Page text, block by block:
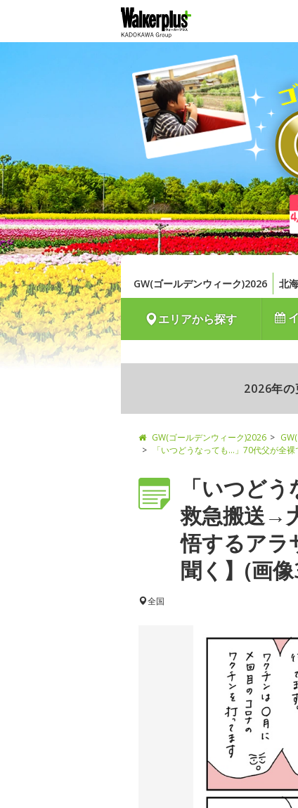
GW(ゴールデンウィーク)2026 北
エリアから探す
2026年の
GW(ゴールデンウィーク)2026
「いつどうなっても…」70代父が全
「いつど
救急搬送→
悟するアラ
聞く】(画
全国